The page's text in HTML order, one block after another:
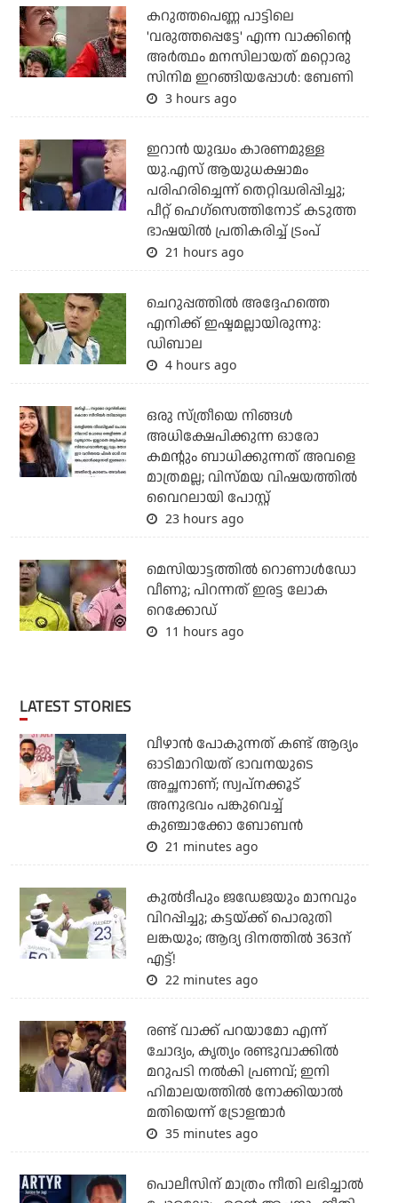
കറുത്തപെണ്ണ പാട്ടിലെ
'വരുത്തപ്പെട്ടേ' എന്ന വാക്കിന്റെ
അർത്ഥം മനസിലായത് മറ്റൊരു
സിനിമ ഇറങ്ങിയപ്പോൾ: ബേണി
3 hours ago
ഇറാന്‍ യുദ്ധം കാരണമുള്ള
യു.എസ് ആയുധക്ഷാമം
പരിഹരിച്ചെന്ന് തെറ്റിദ്ധരിപ്പിച്ചു;
പീറ്റ് ഹെഗ്‌സെത്തിനോട് കടുത്ത
ഭാഷയില്‍ പ്രതികരിച്ച് ട്രംപ്
21 hours ago
ചെറുപ്പത്തില്‍ അദ്ദേഹത്തെ
എനിക്ക് ഇഷ്ടമല്ലായിരുന്നു:
ഡിബാല
4 hours ago
ഒരു സ്ത്രീയെ നിങ്ങള്‍
അധിക്ഷേപിക്കുന്ന ഓരോ
കമന്റും ബാധിക്കുന്നത് അവളെ
മാത്രമല്ല; വിസ്മയ വിഷയത്തില്‍
വൈറലായി പോസ്റ്റ്
23 hours ago
മെസിയാട്ടത്തില്‍ റൊണാള്‍ഡോ
വീണു; പിറന്നത് ഇരട്ട ലോക
റെക്കോഡ്
11 hours ago
LATEST STORIES
വീഴാന്‍ പോകുന്നത് കണ്ട് ആദ്യം
ഓടിമാറിയത് ഭാവനയുടെ
അച്ഛനാണ്; സ്വപ്‌നക്കൂട്
അനുഭവം പങ്കുവെച്ച്
കുഞ്ചാക്കോ ബോബന്‍
21 minutes ago
കുല്‍ദീപും ജഡേജയും മാനവും
വിറപ്പിച്ചു; കട്ടയ്ക്ക് പൊരുതി
ലങ്കയും; ആദ്യ ദിനത്തില്‍ 363ന്
എട്ട്!
22 minutes ago
രണ്ട് വാക്ക് പറയാമോ എന്ന്
ചോദ്യം, കൃത്യം രണ്ടുവാക്കില്‍
മറുപടി നല്‍കി പ്രണവ്; ഇനി
ഹിമാലയത്തില്‍ നോക്കിയാല്‍
മതിയെന്ന് ട്രോളന്മാര്‍
35 minutes ago
പൊലീസിന് മാത്രം നീതി ലഭിച്ചാല്‍